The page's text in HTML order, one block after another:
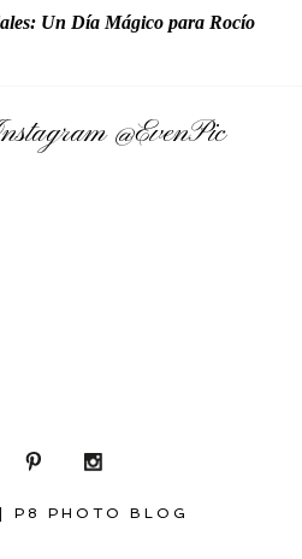
Un Día Mágico para Rocío
@EvenPic
P8 PHOTO BLOG